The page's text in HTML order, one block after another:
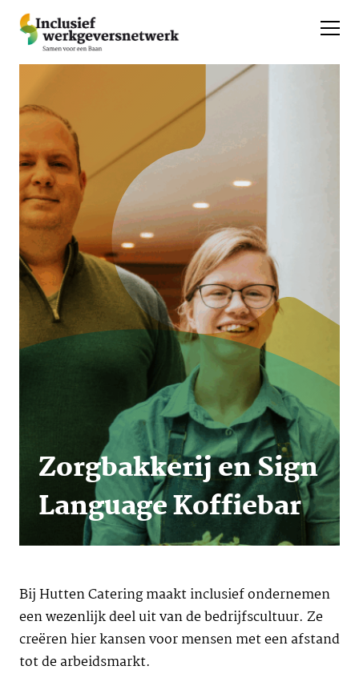
Zorgbakkerij en Sign
Language Koffiebar
Bij Hutten Catering maakt inclusief ondernemen
een wezenlijk deel uit van de bedrijfscultuur. Ze
creëren hier kansen voor mensen met een afstand
tot de arbeidsmarkt.